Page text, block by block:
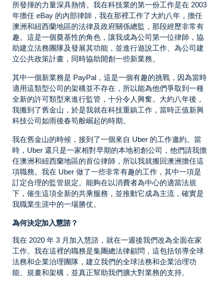
所發揮的力量深具熱情。我在科技業的第一份工作是在 2003
年擔任 eBay 的內部律師，我在那裡工作了大約八年，擔任
澳洲和紐西蘭地區的法律及政府關係總監，那段經歷非常有
趣。這是一個奠基性的角色，讓我成為公司第一位律師，協
助建立法務團隊及發展其功能，並進行遊說工作、為公司建
立公共政策計畫，同時協助開創一些新業務。
其中一個新業務是 PayPal，這是一個有趣的挑戰，因為當時
適用這類型公司的架構並不存在，所以能為他們爭取到一種
全新的許可類型來進行監管，十分令人興奮。大約八年後，
我搬到了舊金山，於是我就在科技重鎮工作，當時正值新興
科技公司如雨後春筍般崛起的時期。
我在舊金山的時候，接到了一個來自 Uber 的工作邀約。當
時，Uber 還只是一家相對早期的本地初創公司，他們請我擔
任澳洲和紐西蘭地區的首位律師，所以我就搬回澳洲擔任這
項職務。我在 Uber 做了一些非常有趣的工作，其中一項是
訂定合理的監管規定。能夠在以消費者為中心的適當法規
下，催生這項全新的共乘服務，並推動它成為主流，確實是
我職業生涯中的一場勝仗。
為何決定加入慧諮？
我在 2020 年 3 月加入慧諮，就在一週後我們改為全面在家
工作。我在這裡的職務是集團總法律顧問，這包括領導全球
法務和企業治理團隊，建立我們的全球法務和企業治理功
能、規畫和架構，並真正幫助我們擴大對業務的支持。